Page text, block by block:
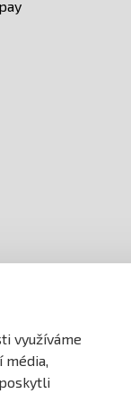
využíváme
média,